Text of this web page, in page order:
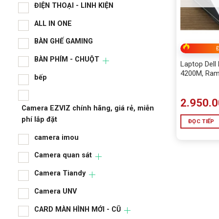
ĐIỆN THOẠI - LINH KIỆN
ALL IN ONE
BÀN GHẾ GAMING
BÀN PHÍM - CHUỘT
bếp
Camera EZVIZ chính hãng, giá rẻ, miễn
phí lắp đặt
camera imou
Camera quan sát
Camera Tiandy
Camera UNV
CARD MÀN HÌNH MỚI - CŨ
Laptop Dell
4200M,
ĐỌC TIẾP